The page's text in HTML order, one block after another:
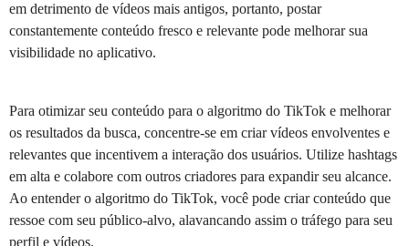
em detrimento de vídeos mais antigos, portanto, postar
constantemente conteúdo fresco e relevante pode melhorar sua
visibilidade no aplicativo.
Para otimizar seu conteúdo para o algoritmo do TikTok e melhorar
os resultados da busca, concentre-se em criar vídeos envolventes e
relevantes que incentivem a interação dos usuários. Utilize hashtags
em alta e colabore com outros criadores para expandir seu alcance.
Ao entender o algoritmo do TikTok, você pode criar conteúdo que
ressoe com seu público-alvo, alavancando assim o tráfego para seu
perfil e vídeos.